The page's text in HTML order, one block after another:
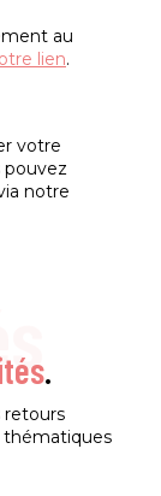
au
lien.
votre
pouvez
notre
.
retours
thématiques